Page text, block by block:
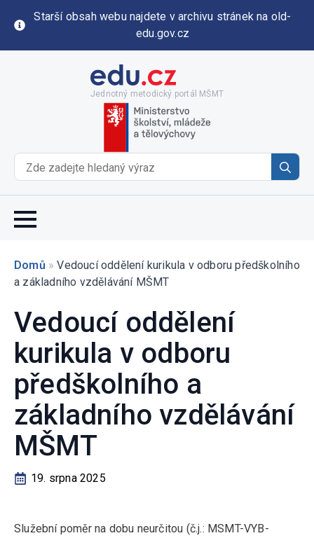
Starší obsah webu najdete v archivu stránek na old-
edu.gov.cz
Jednotný metodický portál MŠMT
for:
Domů » Vedoucí oddělení kurikula v odboru předškolního
a základního vzdělávání MŠMT
Vedoucí oddělení
kurikula v odboru
předškolního a
základního vzdělávání
MŠMT
19. srpna 2025
Služební poměr na dobu neurčitou (č.j.: MSMT-VYB-